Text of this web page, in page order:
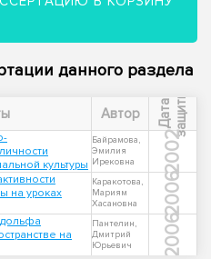
данного раздела
Автор Д
а
т
а
з
а
щ
и
т ы
культуры
Байрамова,
Эмилия
Ирековна
2002
на уроках
Каракотова,
Мариям
Хасановна
2006
на
Пантелин,
Дмитрий
Юрьевич
2006